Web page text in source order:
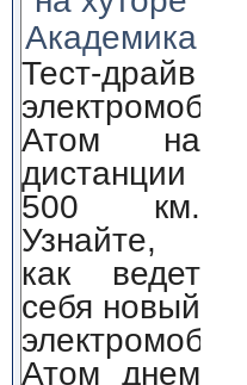
Академика
Тест-драйв
электромобиля
Атом на
дистанции
500 км.
Узнайте,
как ведет
себя новый
электромобиль
Атом днем